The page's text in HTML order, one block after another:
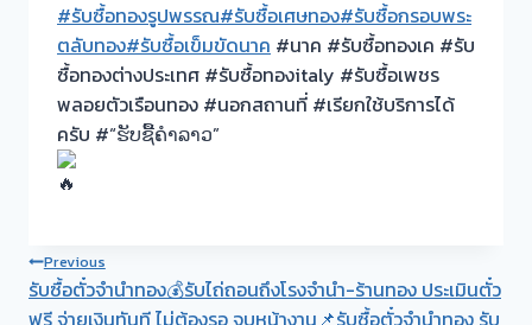
#รับซื้อทองรูปพรรณ#รับซื้อเศษทอง#รับซื้อกรอบพระ
ตลับทอง#รับซื้อเข็มขัดนาค #นาค #รับซื้อทองเค #รับ
ซื้อทองต่างประเทศ #รับซื้อทองitaly #รับซื้อเพชร
พลอยตัวเรือนทอง #นอกสถานที่ #เรียกใช้บริการได้
ครับ #“ຮັບຊື້ຄຳລາວ”
Post
Previous
รับซื้อตั๋วจำนำทอง💰รับไถ่ถอนถึงโรงจำนำ-ร้านทอง ประเมินตั๋ว